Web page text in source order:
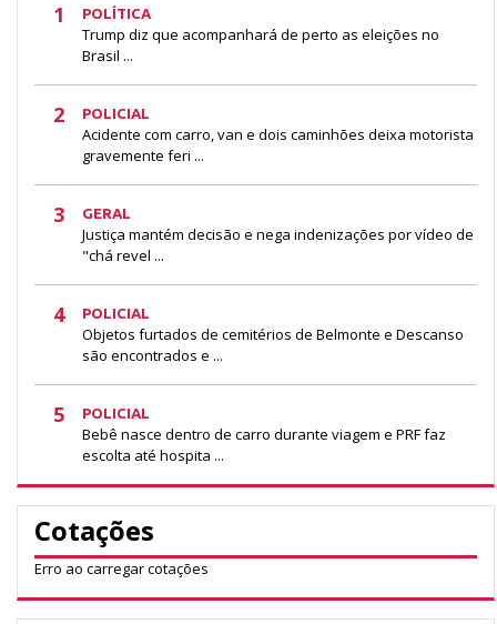
1 POLÍTICA
Trump diz que acompanhará de perto as eleições no
Brasil ...
2 POLICIAL
Acidente com carro, van e dois caminhões deixa motorista
gravemente feri ...
3 GERAL
Justiça mantém decisão e nega indenizações por vídeo de
"chá revel ...
4 POLICIAL
Objetos furtados de cemitérios de Belmonte e Descanso
são encontrados e ...
5 POLICIAL
Bebê nasce dentro de carro durante viagem e PRF faz
escolta até hospita ...
Cotações
Erro ao carregar cotações